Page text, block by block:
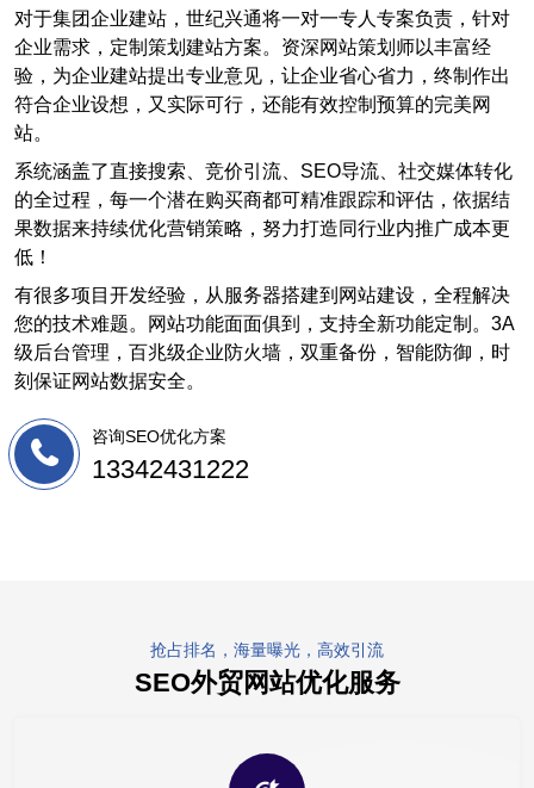
对于集团企业建站，世纪兴通将一对一专人专案负责，针对
企业需求，定制策划建站方案。资深网站策划师以丰富经
验，为企业建站提出专业意见，让企业省心省力，终制作出
符合企业设想，又实际可行，还能有效控制预算的完美网
站。
系统涵盖了直接搜索、竞价引流、SEO导流、社交媒体转化
的全过程，每一个潜在购买商都可精准跟踪和评估，依据结
果数据来持续优化营销策略，努力打造同行业内推广成本更
低！
有很多项目开发经验，从服务器搭建到网站建设，全程解决
您的技术难题。网站功能面面俱到，支持全新功能定制。3A
级后台管理，百兆级企业防火墙，双重备份，智能防御，时
刻保证网站数据安全。
咨询SEO优化方案
13342431222
抢占排名，海量曝光，高效引流
SEO外贸网站优化服务